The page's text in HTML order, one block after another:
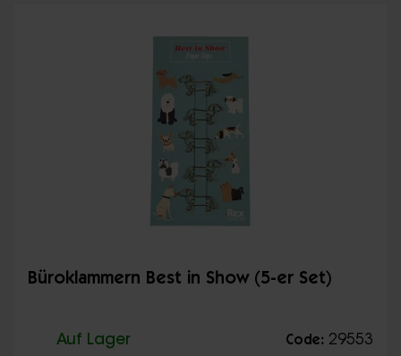
Büroklammern Best in Show (5-er Set)
Auf Lager Code: 29553